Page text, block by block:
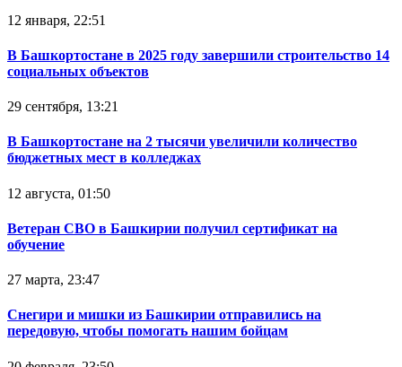
12 января, 22:51
В Башкортостане в 2025 году завершили строительство 14
социальных объектов
29 сентября, 13:21
В Башкортостане на 2 тысячи увеличили количество
бюджетных мест в колледжах
12 августа, 01:50
Ветеран СВО в Башкирии получил сертификат на
обучение
27 марта, 23:47
Снегири и мишки из Башкирии отправились на
передовую, чтобы помогать нашим бойцам